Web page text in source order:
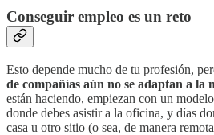
Conseguir empleo es un reto
Esto depende mucho de tu profesión,
de compañías aún no se adaptan a la
están haciendo, empiezan con un
donde debes asistir a la oficina, y días
casa u otro sitio (o sea, de manera